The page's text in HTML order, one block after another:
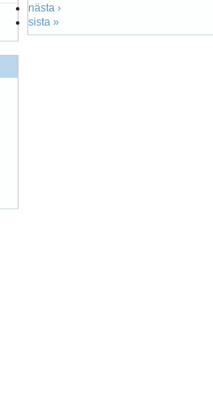
nästa ›
sista »